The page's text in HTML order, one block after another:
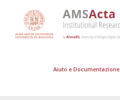
Aiuto e Documentazione